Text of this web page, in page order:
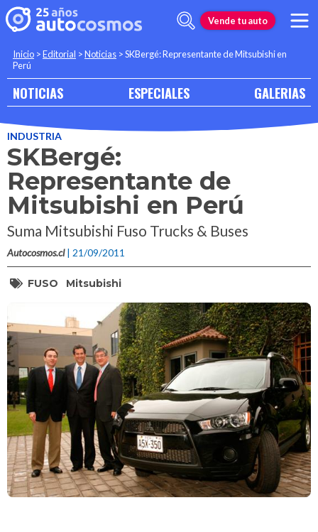
Vende tu auto
Inicio >Editorial >Noticias >SKBergé: Representante de Mitsubishi en
Perú
NOTICIAS ESPECIALES GALERIAS
INDUSTRIA
SKBergé:
Representante de
Mitsubishi en Perú
Suma Mitsubishi Fuso Trucks & Buses
Autocosmos.cl | 21/09/2011
FUSO Mitsubishi